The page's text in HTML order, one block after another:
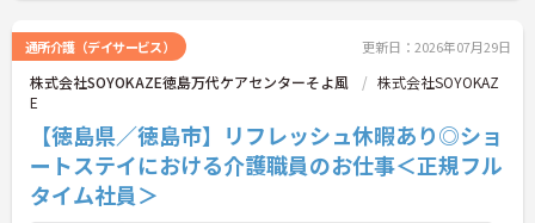
■ 働きやすさと休日充実
週休2日制でメリハリをつけて勤務できる環境です
・年間休日112日
・週休2日制
・月平均残業6時間
→ プライベートの時間も大切にしながら働きやすい
通所介護（デイサービス） 更新日：2026年07月29日
株式会社SOYOKAZE徳島万代ケアセンターそよ風
株式会社SOYOKAZ
E
【徳島県／徳島市】リフレッシュ休暇あり◎ショ
ートステイにおける介護職員のお仕事＜正規フル
タイム社員＞